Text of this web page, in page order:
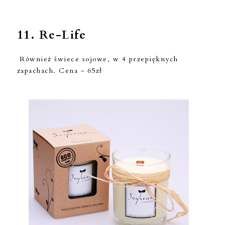
11. Re-Life
Również świece sojowe, w 4 przepięknych
zapachach. Cena - 65zł